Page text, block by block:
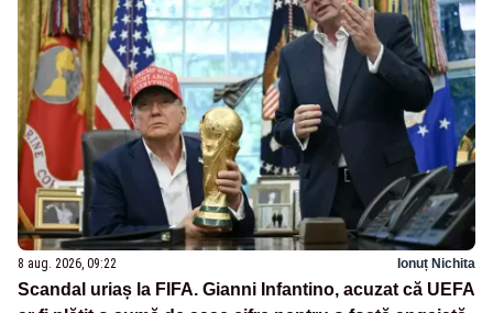
8 aug. 2026, 09:22 Ionuț Nichita
Scandal uriaș la FIFA. Gianni Infantino, acuzat că UEFA